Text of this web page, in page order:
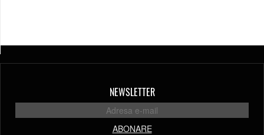
NEWSLETTER
ABONARE